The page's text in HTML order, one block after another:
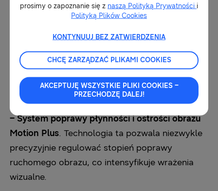
realistyczny i szczegółowy obraz.
input lagiem, wynoszącym ok. 14 ms.
– System poprawy płynności i ostrości obrazu
Motion Plus. Technologia ta pozwala niezwykle
precyzyjnie regulować stopień poprawy
ruchomego obrazu, co intensyfikuje wrażenia
wizualne.
prosimy o zapoznanie się z naszą Polityką Prywatności i
Polityką Plików Cookies
KONTYNUUJ BEZ ZATWIERDZENIA
CHCĘ ZARZĄDZAĆ PLIKAMI COOKIES
AKCEPTUJĘ WSZYSTKIE PLIKI COOKIES –
PRZECHODZĘ DALEJ!